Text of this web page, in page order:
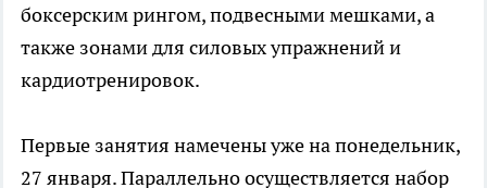
боксерским рингом, подвесными мешками, а
также зонами для силовых упражнений и
кардиотренировок.
Первые занятия намечены уже на понедельник,
27 января. Параллельно осуществляется набор